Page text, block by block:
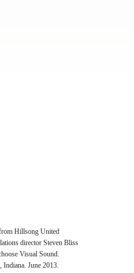
Hillsong United
director Steven Bliss
Visual Sound.
June 2013.